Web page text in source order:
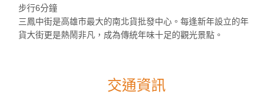
步行6分鐘
三鳳中街是高雄市最大的南北貨批發中心。每逢新年設立的年
貨大街更是熱鬧非凡，成為傳統年味十足的觀光景點。
交通資訊